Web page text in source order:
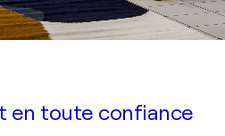
en toute confiance